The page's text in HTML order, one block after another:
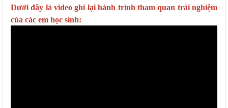
Dưới đây là video ghi lại hành trình tham quan trải nghiệm
của các em học sinh: